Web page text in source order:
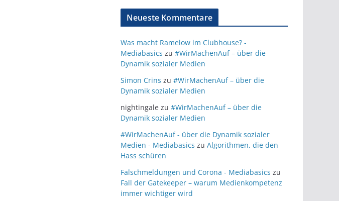
Neueste Kommentare
Was macht Ramelow im Clubhouse? -
Mediabasics zu #WirMachenAuf – über die
Dynamik sozialer Medien
Simon Crins zu #WirMachenAuf – über die
Dynamik sozialer Medien
nightingale zu #WirMachenAuf – über die
Dynamik sozialer Medien
#WirMachenAuf - über die Dynamik sozialer
Medien - Mediabasics zu Algorithmen, die den
Hass schüren
Falschmeldungen und Corona - Mediabasics zu
Fall der Gatekeeper – warum Medienkompetenz
immer wichtiger wird